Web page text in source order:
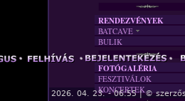
2026. 04. 23. - 06:55 | ©
RENDEZVÉNYEK
BATCAVE
AKTUÁLIS
A MÚLT
BULIK
FOTÓGALÉRIA
FESZTIVÁLOK
KONCERTEK